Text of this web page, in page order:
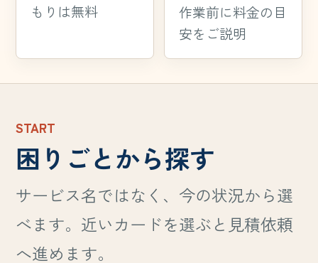
もりは無料
作業前に料金の目
安をご説明
START
困りごとから探す
サービス名ではなく、今の状況から選
べます。近いカードを選ぶと見積依頼
へ進めます。